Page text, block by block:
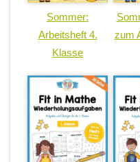
Sommer:
Arbeitsheft 4.
Klasse
zum